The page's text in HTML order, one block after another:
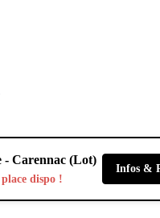
- Carennac (Lot)
place dispo !
Infos &